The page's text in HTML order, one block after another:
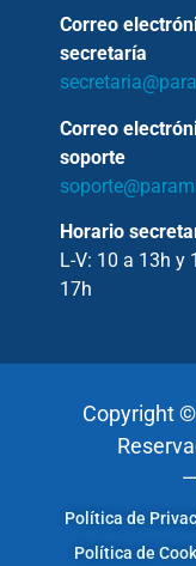
Correo
secretaría
Correo
soporte
Horario
L-V: 10 a 13h y
17h
Copyright
Política de
Política de